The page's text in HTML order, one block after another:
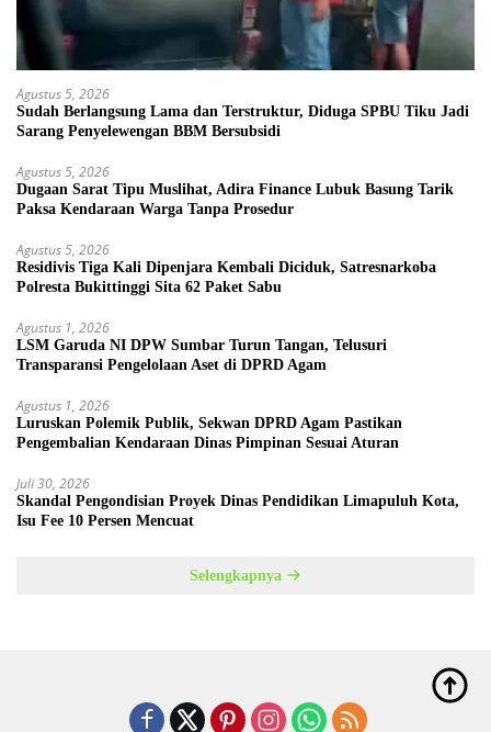
Agustus 5, 2026
Sudah Berlangsung Lama dan Terstruktur, Diduga SPBU Tiku Jadi
Sarang Penyelewengan BBM Bersubsidi
Agustus 5, 2026
Dugaan Sarat Tipu Muslihat, Adira Finance Lubuk Basung Tarik
Paksa Kendaraan Warga Tanpa Prosedur
Agustus 5, 2026
Residivis Tiga Kali Dipenjara Kembali Diciduk, Satresnarkoba
Polresta Bukittinggi Sita 62 Paket Sabu
Agustus 1, 2026
LSM Garuda NI DPW Sumbar Turun Tangan, Telusuri
Transparansi Pengelolaan Aset di DPRD Agam
Agustus 1, 2026
Luruskan Polemik Publik, Sekwan DPRD Agam Pastikan
Pengembalian Kendaraan Dinas Pimpinan Sesuai Aturan
Juli 30, 2026
Skandal Pengondisian Proyek Dinas Pendidikan Limapuluh Kota,
Isu Fee 10 Persen Mencuat
Selengkapnya